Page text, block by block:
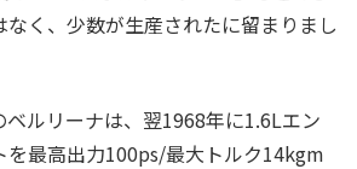
なく、少数が生産されたに留まりまし
ルリーナは、翌1968年に1.6Lエン
を最高出力100ps/最大トルク14kgm